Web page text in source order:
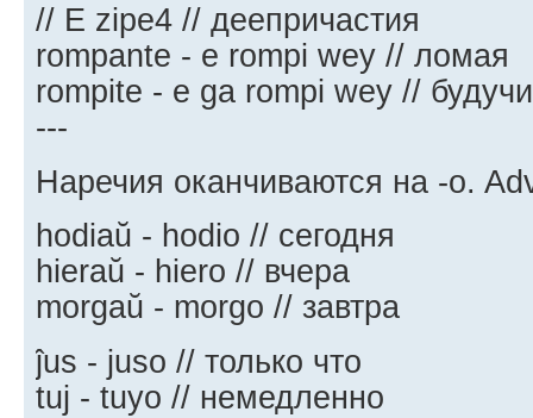
// E zipe4 // деепричастия
rompante - e rompi wey // ломая
rompite - e ga rompi wey //
---
Наречия оканчиваются на -o.
hodiaŭ - hodio // сегодня
hieraŭ - hiero // вчера
morgaŭ - morgo // завтра
ĵus - juso // только что
tuj - tuyo // немедленно